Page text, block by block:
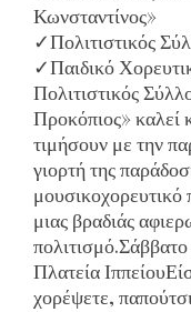
Κωνσταντίνος»
✓Πολιτιστικός
✓Παιδικό
Πολιτιστικός
Προκόπιος» καλεί
τιμήσουν με την
γιορτή της
μιας βραδιάς
Πλατεία
χορέψετε,